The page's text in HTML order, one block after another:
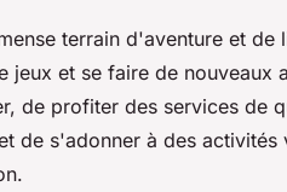
terrain d'aventure et de
jeux et se faire de nouveaux
de profiter des services de
de s'adonner à des activités